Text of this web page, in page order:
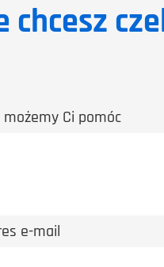
chcesz
możemy Ci pomóc
e-mail